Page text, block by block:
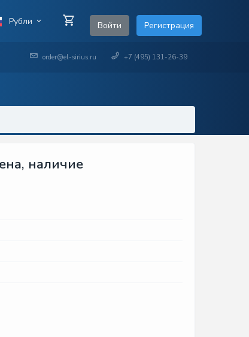
Рубли Войти Регистрация
order@el-sirius.ru +7 (495) 131-26-39
наличие